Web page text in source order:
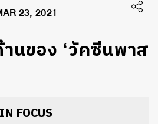
23, 2021
นของ ‘วัคซีนพาส
IN FOCUS